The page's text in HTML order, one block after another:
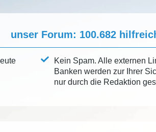
unser Forum: 100.682
Kein Spam. Alle externen
Banken werden zur Ihrer
nur durch die Redaktion